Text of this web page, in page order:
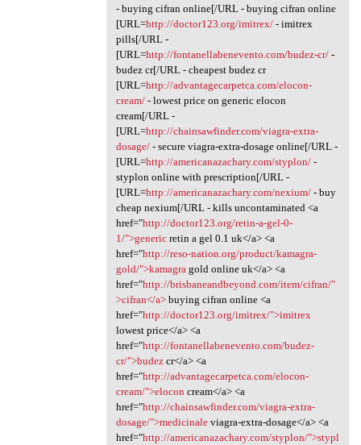
- buying cifran online[/URL - buying cifran online
[URL=http://doctor123.org/imitrex/- imitrex
pills[/URL -
[URL=http://fontanellabenevento.com/budez-cr/-
budez cr[/URL - cheapest budez cr
[URL=http://advantagecarpetca.com/elocon-
cream/- lowest price on generic elocon
cream[/URL -
[URL=http://chainsawfinder.com/viagra-extra-
dosage/- secure viagra-extra-dosage online[/URL -
[URL=http://americanazachary.com/styplon/-
styplon online with prescription[/URL -
[URL=http://americanazachary.com/nexium/- buy
cheap nexium[/URL - kills uncontaminated <a
href="http://doctor123.org/retin-a-gel-0-
1/">genericretin a gel 0.1 uk</a> <a
href="http://reso-nation.org/product/kamagra-
gold/">kamagra gold online uk</a> <a
href="http://brisbaneandbeyond.com/item/cifran/"
>cifran</a>buying cifran online <a
href="http://doctor123.org/imitrex/">imitrex
lowest price</a> <a
href="http://fontanellabenevento.com/budez-
cr/">budezcr</a> <a
href="http://advantagecarpetca.com/elocon-
cream/">elocon cream</a> <a
href="http://chainsawfinder.com/viagra-extra-
dosage/">medicinaleviagra-extra-dosage</a> <a
href="http://americanazachary.com/styplon/">stypl